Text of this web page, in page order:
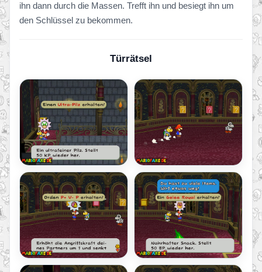
ihn dann durch die Massen. Trefft ihn und besiegt ihn um
den Schlüssel zu bekommen.
Türrätsel